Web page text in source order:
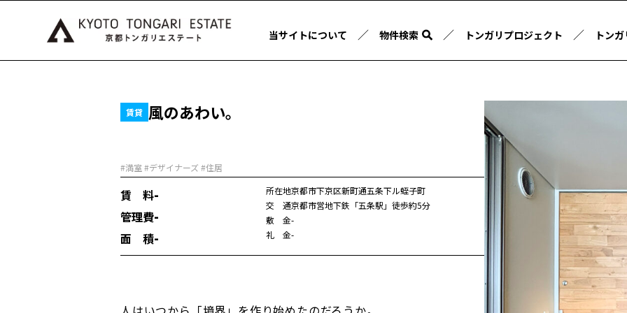
当サイトについて ／ 物件検索 ／ トンガリプロジェクト ／ トン
賃貸 風のあわい。
#満室 #デザイナーズ #住居
賃 料-
管理費-
面 積-
所在地京都市下京区新町通五条下ル蛭子町
交 通京都市営地下鉄「五条駅」徒歩約5分
敷 金-
礼 金-